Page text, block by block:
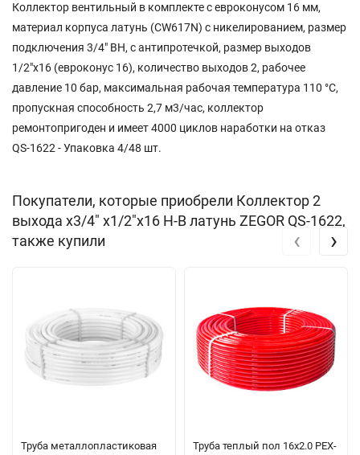
Коллектор вентильный в комплекте с евроконусом 16 мм,
материал корпуса латунь (CW617N) с никелированием, размер
подключения 3/4" ВН, с антипротечкой, размер выходов
1/2"х16 (евроконус 16), количество выходов 2, рабочее
давление 10 бар, максимальная рабочая температура 110 °С,
пропускная способность 2,7 м3/час, коллектор
ремонтопригоден и имеет 4000 циклов наработки на отказ
QS-1622 - Упаковка 4/48 шт.
Покупатели, которые приобрели Коллектор 2
выхода х3/4" х1/2"х16 Н-В латунь ZEGOR QS-1622,
также купили
Труба металлопластиковая
Труба теплый пол 16х2.0 PEX-
‹ ›